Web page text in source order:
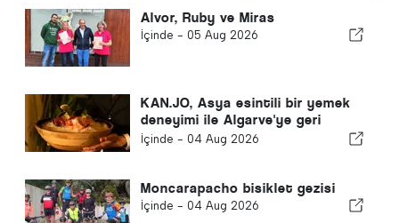
Alvor, Ruby ve Miras
İçinde - 05 Aug 2026
KAN.JO, Asya esintili bir yemek
deneyimi ile Algarve'ye geri
dönüyor
İçinde - 04 Aug 2026
Moncarapacho bisiklet gezisi
İçinde - 04 Aug 2026